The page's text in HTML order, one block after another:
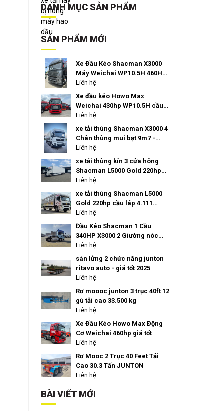
DANH MỤC SẢN PHẨM
SẢN PHẨM MỚI
Xe Đầu Kéo Shacman X3000
Máy Weichai WP10.5H 460HP
Láp 2026 Siêu tiết kiệm dầu
giá ưu đãi
Liên hệ
Xe đầu kéo Howo Max
Weichai 430hp WP10.5H cầu
láp 4.111 Ritavo Auto nhập
khẩu giá tốt
Liên hệ
xe tải thùng Shacman X3000 4
Chân thùng mui bạt 9m7 -
400hp weichai giá tốt
Liên hệ
xe tải thùng kín 3 cửa hông
Shacman L5000 Gold 220hp
cầu láp 4.111 thùng dài 9M9
Liên hệ
xe tải thùng Shacman L5000
Gold 220hp cầu láp 4.111
thùng dài 9M9
Liên hệ
Đầu Kéo Shacman 1 Cầu
340HP X3000 2 Giường nóc
cao cầu láp 4.111 siêu tiết
kiệm dầu
Liên hệ
sàn lửng 2 chức năng junton
ritavo auto - giá tốt 2025
Liên hệ
Rơ moooc junton 3 trục 40ft 12
gù tải cao 33.500 kg
Liên hệ
Xe Đầu Kéo Howo Max Động
Cơ Weichai 460hp giá tốt
Liên hệ
Rơ Mooc 2 Trục 40 Feet Tải
Cao 30.3 Tấn JUNTON
Liên hệ
BÀI VIẾT MỚI